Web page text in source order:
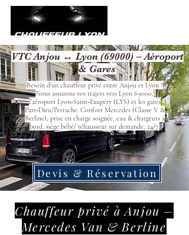
VTC Anjou ↔ Lyon (69000) – Aéroport
& Gares
Besoin d’un chauffeur privé entre Anjou et Lyon ?
Nous assurons vos trajets vers Lyon 69000,
l’aéroport Lyon‑Saint‑Exupéry (LYS) et les gares
Part‑Dieu/Perrache. Confort Mercedes (Classe V &
Berline), prise en charge soignée, eau & chargeurs à
bord, siège bébé/ réhausseur sur demande, 24/7.
Devis & Réservation
Chauffeur privé à Anjou –
Mercedes Van & Berline